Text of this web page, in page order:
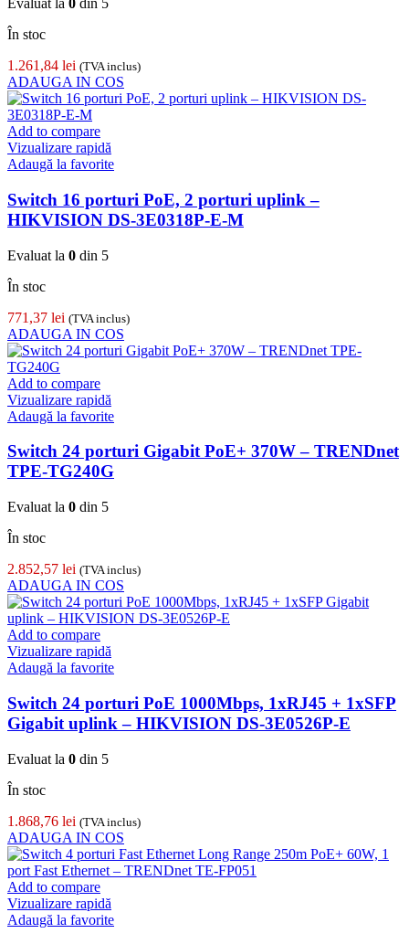
Evaluat la 0 din 5
În stoc
1.261,84 lei (TVA inclus)
ADAUGA IN COS
Add to compare
Vizualizare rapidă
Adaugă la favorite
Switch 16 porturi PoE, 2 porturi uplink –
HIKVISION DS-3E0318P-E-M
Evaluat la 0 din 5
În stoc
771,37 lei (TVA inclus)
ADAUGA IN COS
Add to compare
Vizualizare rapidă
Adaugă la favorite
Switch 24 porturi Gigabit PoE+ 370W – TRENDnet
TPE-TG240G
Evaluat la 0 din 5
În stoc
2.852,57 lei (TVA inclus)
ADAUGA IN COS
Add to compare
Vizualizare rapidă
Adaugă la favorite
Switch 24 porturi PoE 1000Mbps, 1xRJ45 + 1xSFP
Gigabit uplink – HIKVISION DS-3E0526P-E
Evaluat la 0 din 5
În stoc
1.868,76 lei (TVA inclus)
ADAUGA IN COS
Add to compare
Vizualizare rapidă
Adaugă la favorite